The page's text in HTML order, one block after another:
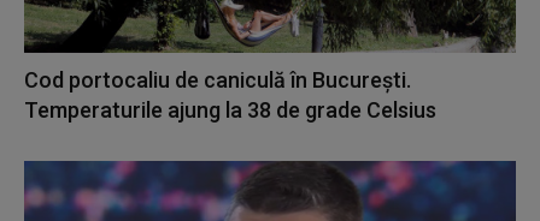
Cod portocaliu de caniculă în București.
Temperaturile ajung la 38 de grade Celsius